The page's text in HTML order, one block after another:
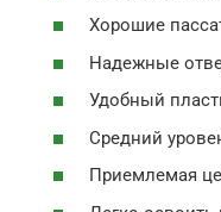
Хорошие
Надежные
Удобный
Средний
Приемлемая